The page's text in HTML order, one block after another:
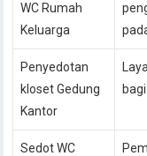
WC Rumah
Keluarga
Penyedotan
kloset Gedung
Kantor
Sedot WC